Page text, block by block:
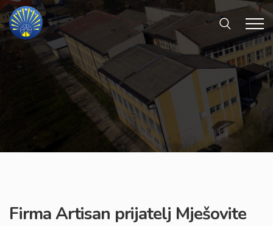
Firma Artisan prijatelj Mješovite